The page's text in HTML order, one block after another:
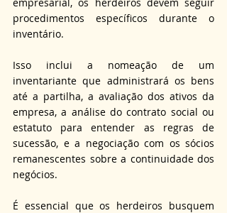
procedimentos específicos durante o
inventário.
Isso inclui a nomeação de um
inventariante que administrará os bens
até a partilha, a avaliação dos ativos da
empresa, a análise do contrato social ou
estatuto para entender as regras de
sucessão, e a negociação com os sócios
remanescentes sobre a continuidade dos
negócios.
É essencial que os herdeiros busquem